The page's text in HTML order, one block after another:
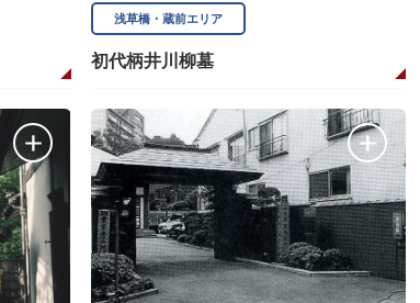
浅草橋・蔵前エリア
初代柄井川柳墓